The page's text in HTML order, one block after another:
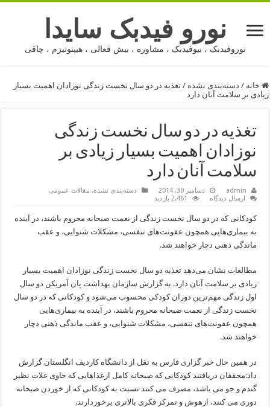
نورو فیدبک سایدا
نوروفیدبک ، بیوفیدبک ، مشاوره ، بیش فعالی ، هیپنوتیزم ، چاقی
خانه / دسته‌بندی نشده / تغذیه در دو سال نخست زندگی نوزادان اهمیت بسیار
زیادی بر سلامت آنان دارد
تغذیه در دو سال نخست زندگی
نوزادان اهمیت بسیار زیادی بر
سلامت آنان دارد
admin دسامبر 30, 2014 دسته‌بندی نشده, مقالات عمومی
ارسال دیدگاه
2,461 بازدید
‌كودكانی كه در دو سال نخست زندگی از نعمت صبحانه محروم باشند، در آینده
به‌ ‌بیماری‌هایی همچون عفونت‌های تنفسی، مشكلات شنوایی، و عقب
ماندگی ذهنی دچار خواهند‌ ‌شد.
مطالعات نشان می‌دهد تغذیه دو سال نخست زندگی نوزادان اهمیت بسیار
زیادی بر سلامت آنان دارد. به گزارش سازمان بهداشت پان آمریكن دو سال
اول زندگی مهم‌ترین دوران كودكی محسوب می‌شود و‌ ‌كودكانی كه در دو سال
نخست زندگی از نعمت صبحانه محروم باشند، در آینده به‌ ‌بیماری‌هایی
همچون عفونت‌های تنفسی، مشكلات شنوایی، و عقب ماندگی ذهنی دچار
خواهند‌ ‌شد.
در همین حال خبر گزاری فارس به نقل از دانشگاه كاردیف انگلستان گزارش
داد:محققان دریافتند كودكانی كه صبحانه كامل ازغذاهایی كه حاوی غلات نظیر
گندم و جو می باشد، مصرف می كنند نسبت به كودكانی كه از خوردن صبحانه
دوری می كنند، ازهوش و تمركز فكری بالاتری برخوردارند.